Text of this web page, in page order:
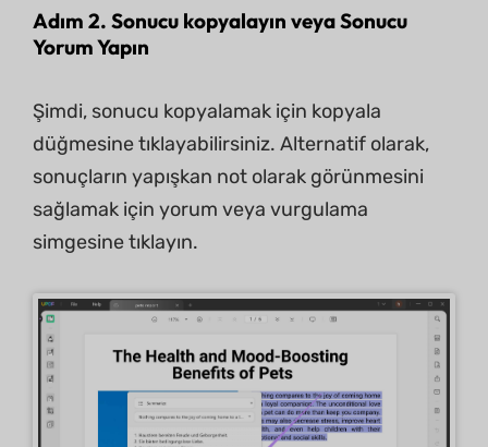
Adım 2. Sonucu kopyalayın veya Sonucu
Yorum Yapın
Şimdi, sonucu kopyalamak için kopyala
düğmesine tıklayabilirsiniz. Alternatif olarak,
sonuçların yapışkan not olarak görünmesini
sağlamak için yorum veya vurgulama
simgesine tıklayın.